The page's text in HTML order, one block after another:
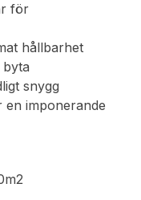
för
hållbarhet
snygg
en imponerande